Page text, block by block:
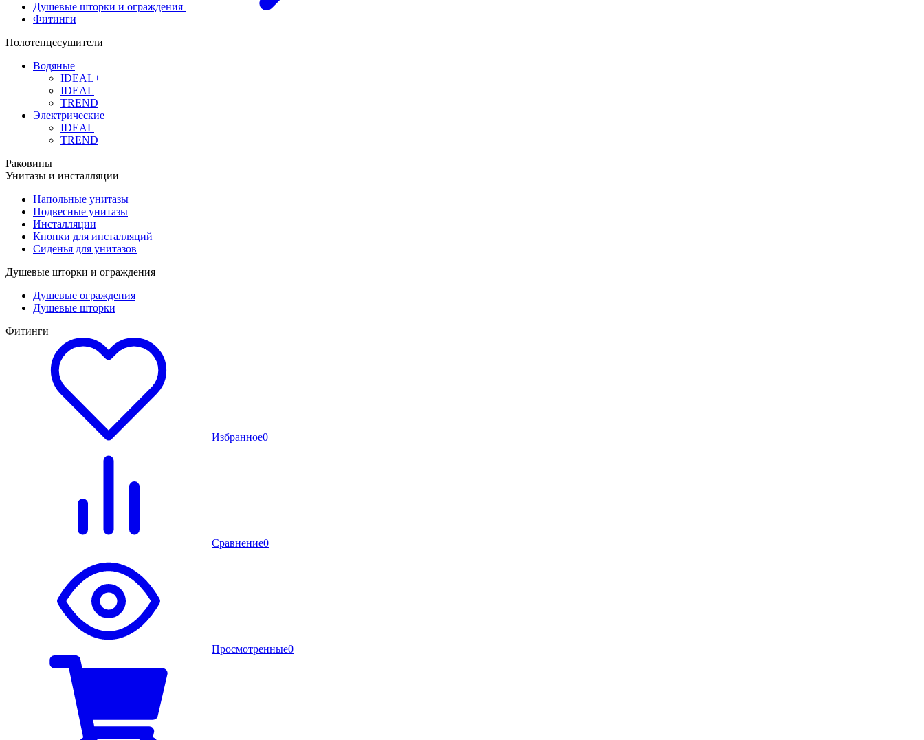
Душевые шторки и ограждения
Фитинги
Полотенцесушители
Водяные
IDEAL+
IDEAL
TREND
Электрические
IDEAL
TREND
Раковины
Унитазы и инсталляции
Напольные унитазы
Подвесные унитазы
Инсталляции
Кнопки для инсталляций
Сиденья для унитазов
Душевые шторки и ограждения
Душевые ограждения
Душевые шторки
Фитинги
Избранное0
Сравнение0
Просмотренные0